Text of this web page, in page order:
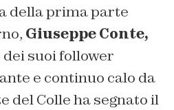
della prima parte
Giuseppe Conte,
suoi follower
e continuo calo da
del Colle ha segnato il